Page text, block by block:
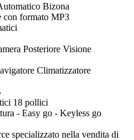
Bizona
con formato MP3
Posteriore Visione
Climatizzatore
18 pollici
- Easy go - Keyless go
specializzato nella vendita di